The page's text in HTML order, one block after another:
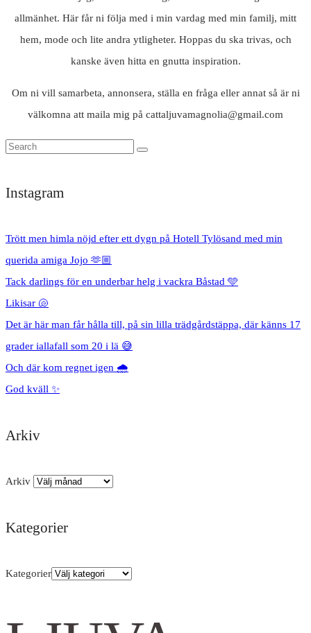
allmänhet. Här får ni följa med i min vardag med min familj, mitt
hem, mode och lite andra ytligheter. Hoppas du ska trivas, och
kanske även hitta en gnutta inspiration.
Om ni vill samarbeta, annonsera, ställa en fråga eller annat så är ni
välkomna att maila mig på cattaljuvamagnolia@gmail.com
Instagram
Trött men himla nöjd efter ett dygn på Hotell Tylösand med min
querida amiga Jojo 🫶🏼
Tack darlings för en underbar helg i vackra Båstad 🩵
Likisar 🐚
Det är här man får hålla till, på sin lilla trädgårdstäppa, där känns 17
grader iallafall som 20 i lä 😅
Och där kom regnet igen 🌧️
God kväll ✨
Arkiv
Arkiv
Kategorier
Kategorier